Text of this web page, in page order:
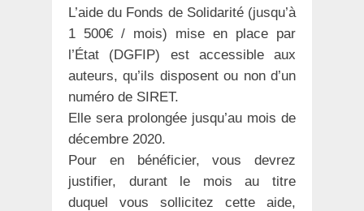
L’aide du Fonds de Solidarité (jusqu’à
1 500€ / mois) mise en place par
l’État (DGFIP) est accessible aux
auteurs, qu’ils disposent ou non d’un
numéro de SIRET.
Elle sera prolongée jusqu’au mois de
décembre 2020.
Pour en bénéficier, vous devrez
justifier, durant le mois au titre
duquel vous sollicitez cette aide,